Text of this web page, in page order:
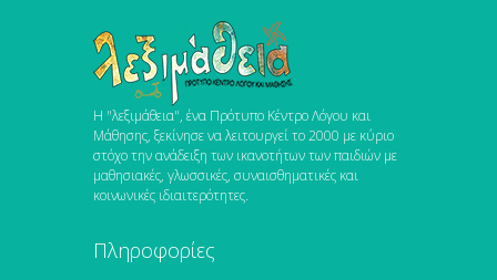
Η "λεξιμάθεια", ένα Πρότυπο Κέντρο Λόγου και
Μάθησης, ξεκίνησε να λειτουργεί το 2000 με κύριο
στόχο την ανάδειξη των ικανοτήτων των παιδιών με
μαθησιακές, γλωσσικές, συναισθηματικές και
κοινωνικές ιδιαιτερότητες.
Πληροφορίες